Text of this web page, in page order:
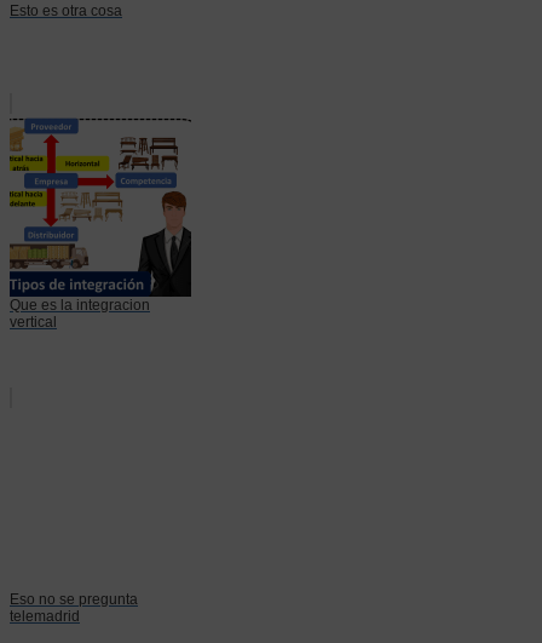
Esto es otra cosa
Que es la integracion
vertical
Eso no se pregunta
telemadrid